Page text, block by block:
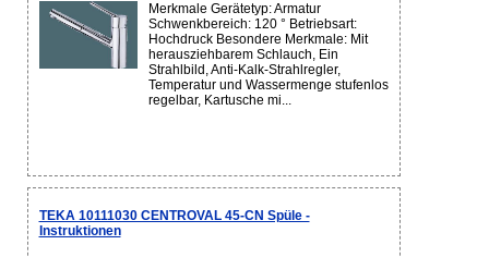
Merkmale Gerätetyp: Armatur
Schwenkbereich: 120 ° Betriebsart:
Hochdruck Besondere Merkmale: Mit
herausziehbarem Schlauch, Ein
Strahlbild, Anti-Kalk-Strahlregler,
Temperatur und Wassermenge stufenlos
regelbar, Kartusche mi...
TEKA 10111030 CENTROVAL 45-CN Spüle -
Instruktionen